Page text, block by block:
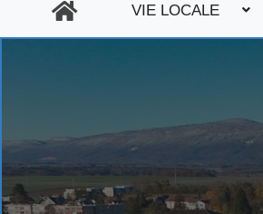
VIE LOCALE